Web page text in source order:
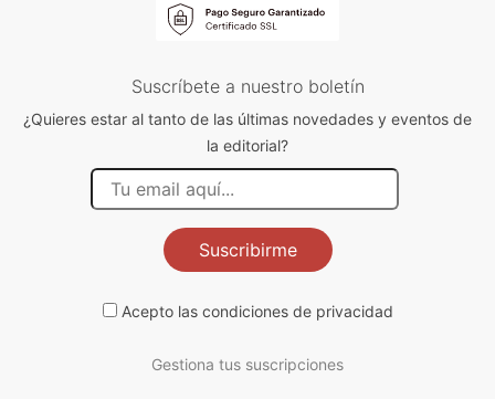
Suscríbete a nuestro boletín
¿Quieres estar al tanto de las últimas novedades y eventos de
la editorial?
Suscribirme
Acepto las condiciones de privacidad
Gestiona tus suscripciones